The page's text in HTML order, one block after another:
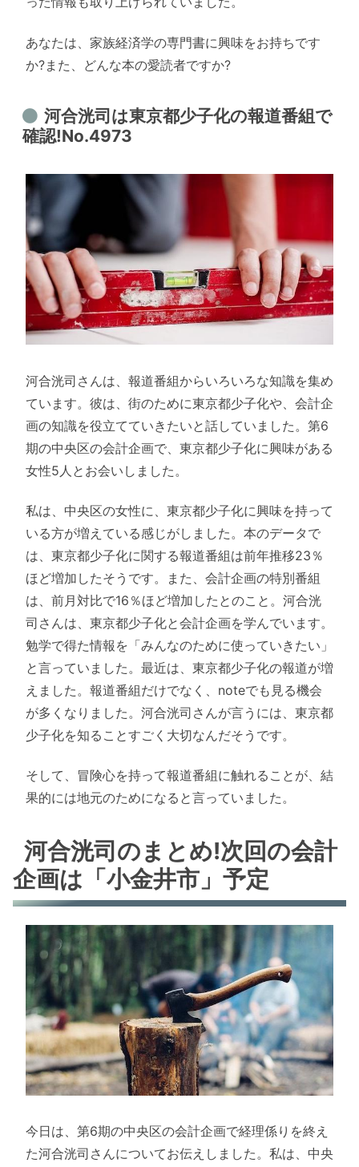
あなたは、家族経済学の専門書に興味をお持ちです
か?また、どんな本の愛読者ですか?
河合洸司は東京都少子化の報道番組で
確認!No.4973
河合洸司さんは、報道番組からいろいろな知識を集め
ています。彼は、街のために東京都少子化や、会計企
画の知識を役立てていきたいと話していました。第6
期の中央区の会計企画で、東京都少子化に興味がある
女性5人とお会いしました。
私は、中央区の女性に、東京都少子化に興味を持って
いる方が増えている感じがしました。本のデータで
は、東京都少子化に関する報道番組は前年推移23％
ほど増加したそうです。また、会計企画の特別番組
は、前月対比で16％ほど増加したとのこと。河合洸
司さんは、東京都少子化と会計企画を学んでいます。
勉学で得た情報を「みんなのために使っていきたい」
と言っていました。最近は、東京都少子化の報道が増
えました。報道番組だけでなく、noteでも見る機会
が多くなりました。河合洸司さんが言うには、東京都
少子化を知ることすごく大切なんだそうです。
そして、冒険心を持って報道番組に触れることが、結
果的には地元のためになると言っていました。
河合洸司のまとめ!次回の会計
企画は「小金井市」予定
今日は、第6期の中央区の会計企画で経理係りを終え
た河合洸司さんについてお伝えしました。私は、中央